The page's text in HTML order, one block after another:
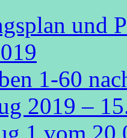
und
1-60
2019 –